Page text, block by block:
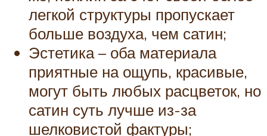
легкой структуры пропускает
больше воздуха, чем сатин;
Эстетика – оба материала
приятные на ощупь, красивые,
могут быть любых расцветок, но
сатин суть лучше из-за
шелковистой фактуры;